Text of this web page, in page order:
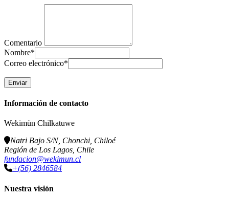
Comentario
Nombre*
Correo electrónico*
Información de contacto
Wekimün Chilkatuwe
Natri Bajo S/N, Chonchi, Chiloé
Región de Los Lagos, Chile
fundacion@wekimun.cl
+(56) 2846584
Nuestra visión